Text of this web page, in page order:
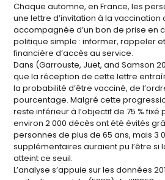
Chaque automne, en France, les
une lettre d’invitation à la
accompagnée d’un bon de prise en
politique simple : informer, rappeler
financière d’accès au service.
Dans (Garrouste, Juet, and Samson
que la réception de cette lettre
la probabilité d’être vacciné, de
pourcentage. Malgré cette
reste inférieur à l’objectif de 75 % fixé
environ 2 000 décès ont été évités
personnes de plus de 65 ans, mais 3
supplémentaires auraient pu l’être si
atteint ce seuil.
L’analyse s’appuie sur les données